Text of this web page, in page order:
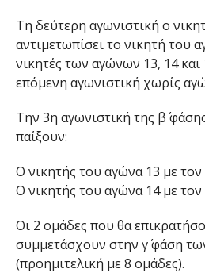
Τη δεύτερη αγωνιστική ο
αντιμετωπίσει το νικητή του
νικητές των αγώνων 13, 14
επόμενη αγωνιστική χωρίς
Την 3η αγωνιστική της β΄
παίξουν:
Ο νικητής του αγώνα 13 με
Ο νικητής του αγώνα 14 με
Οι 2 ομάδες που θα
συμμετάσχουν στην γ΄ φάση
(προημιτελική με 8 ομάδες).